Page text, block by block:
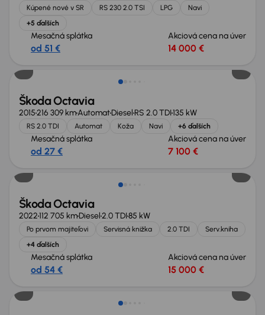
Kúpené nové v SR RS 230 2.0 TSI LPG
Navi
+5 ďalších
Mesačná splátka
od 51 €
Akciová cena na úver
14 000 €
Zlacnené o 600 €
Škoda Octavia
2015216 309 kmAutomatDiesel RS 2.0 TDI135 kW
RS 2.0 TDI Automat Koža Navi +6 ďalších
Mesačná splátka
od 27 €
Akciová cena na úver
7 100 €
Možnosť odpočtu DPH
Škoda Octavia
2022112 705 kmDiesel2.0 TDI85 kW
Po prvom majiteľovi Servisná knižka 2.0 TDI
Serv.kniha
+4 ďalších
Mesačná splátka
od 54 €
Akciová cena na úver
15 000 €